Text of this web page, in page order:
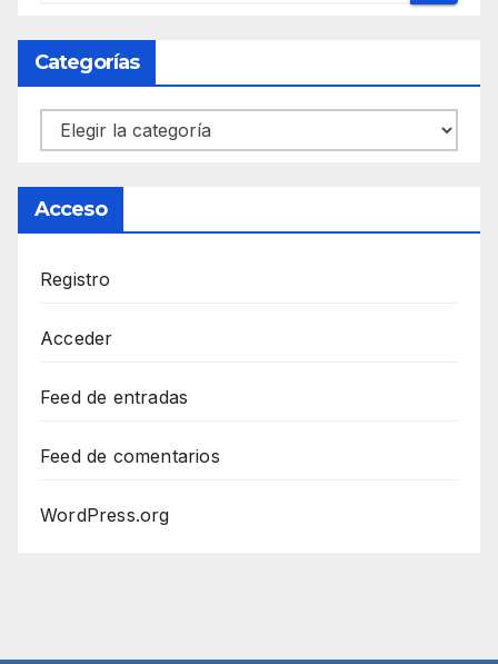
Categorías
Categorías
Acceso
Registro
Acceder
Feed de entradas
Feed de comentarios
WordPress.org